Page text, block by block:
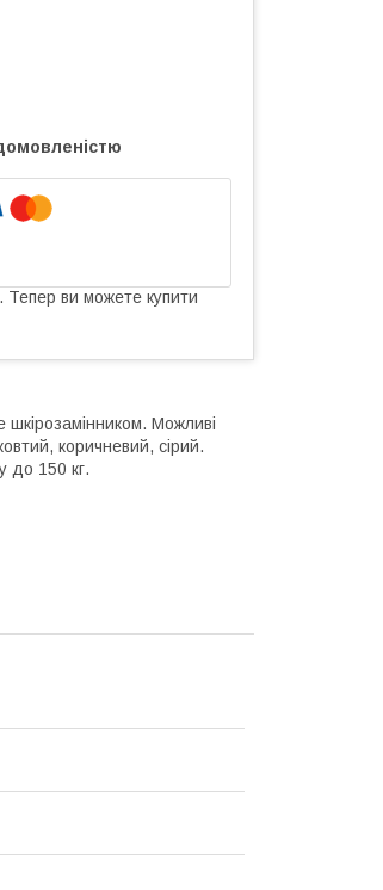
Тепер ви можете купити
шкірозамінником. Можливі
коричневий, сірий.
до 150 кг.